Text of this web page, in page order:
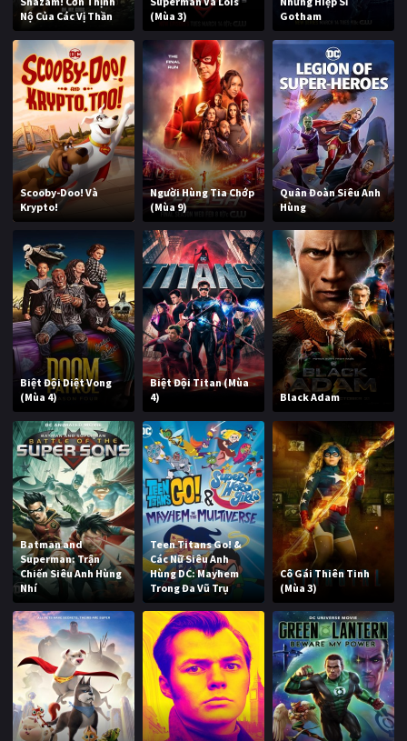
Nộ Của Các Vị Thần
(Mùa 3)
Gotham
Scooby-Doo! Và
Krypto!
Người Hùng Tia Chớp
(Mùa 9)
Quân Đoàn Siêu Anh
Hùng
Biệt Đội Diệt Vong
(Mùa 4)
Biệt Đội Titan (Mùa
4)
Black Adam
Batman and
Superman: Trận
Chiến Siêu Anh Hùng
Nhí
Teen Titans Go! &
Các Nữ Siêu Anh
Hùng DC: Mayhem
Trong Đa Vũ Trụ
Cô Gái Thiên Tinh
(Mùa 3)